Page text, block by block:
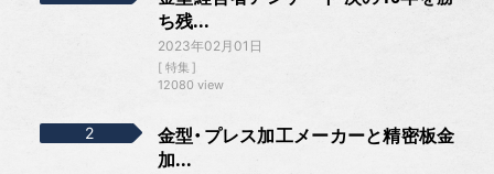
ち残...
2023年02月01日
特集
12080 view
金型・プレス加工メーカーと精密板金
加...